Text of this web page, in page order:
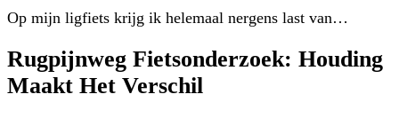
Op mijn ligfiets krijg ik helemaal nergens last van…
Rugpijnweg Fietsonderzoek: Houding
Maakt Het Verschil